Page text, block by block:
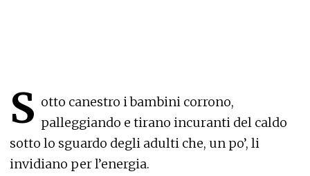
S otto canestro i bambini corrono,
palleggiando e tirano incuranti del caldo
sotto lo sguardo degli adulti che, un po’, li
invidiano per l’energia.